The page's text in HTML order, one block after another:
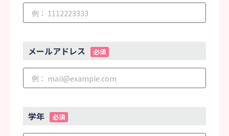
メールアドレス 必須
学年 必須